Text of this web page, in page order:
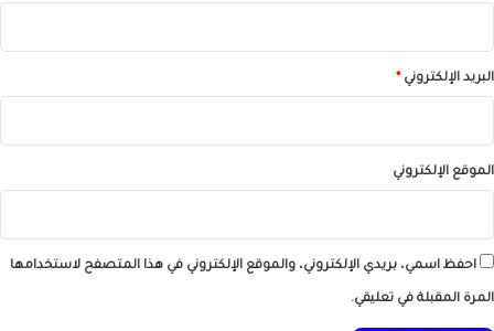
البريد الإلكتروني*
الموقع الإلكتروني
احفظ اسمي، بريدي الإلكتروني، والموقع الإلكتروني في هذا المتصفح لاستخدامها
المرة المقبلة في تعليقي.